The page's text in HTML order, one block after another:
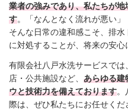
業者の強みであり、私たちが
す。「なんとなく流れが悪い」
そんな日常の違和感こそ、排
に対処することが、将来の安心
有限会社八戸水洗サービスで
店・公共施設など、 あらゆる建
ウと技術力を備えております。
際は、ぜひ私たちにお任せくだ